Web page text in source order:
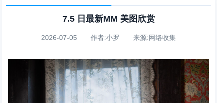
7.5 日最新MM 美图欣赏
2026-07-05 作者:小罗 来源:网络收集